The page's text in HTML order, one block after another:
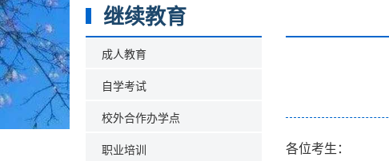
继续教育
成人教育
自学考试
校外合作办学点
职业培训
各位考生：